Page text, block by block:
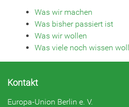
Was wir machen
Was bisher passiert ist
Was wir wollen
Was viele noch wissen
Kontakt
Europa-Union Berlin e. V.